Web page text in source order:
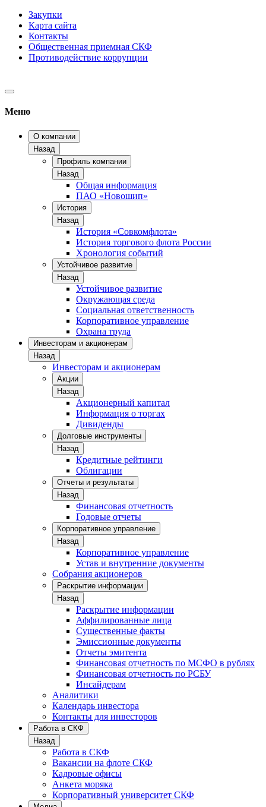
Закупки
Карта сайта
Контакты
Общественная приемная СКФ
Противодействие коррупции
Меню
О компании
Назад
Профиль компании
Назад
Общая информация
ПАО «Новошип»
История
Назад
История «Совкомфлота»
История торгового флота России
Хронология событий
Устойчивое развитие
Назад
Устойчивое развитие
Окружающая среда
Социальная ответственность
Корпоративное управление
Охрана труда
Инвесторам и акционерам
Назад
Инвесторам и акционерам
Акции
Назад
Акционерный капитал
Информация о торгах
Дивиденды
Долговые инструменты
Назад
Кредитные рейтинги
Облигации
Отчеты и результаты
Назад
Финансовая отчетность
Годовые отчеты
Корпоративное управление
Назад
Корпоративное управление
Устав и внутренние документы
Собрания акционеров
Раскрытие информации
Назад
Раскрытие информации
Аффилированные лица
Существенные факты
Эмиссионные документы
Отчеты эмитента
Финансовая отчетность по МСФО в рублях
Финансовая отчетность по РСБУ
Инсайдерам
Аналитики
Календарь инвестора
Контакты для инвесторов
Работа в СКФ
Назад
Работа в СКФ
Вакансии на флоте СКФ
Кадровые офисы
Анкета моряка
Корпоративный университет СКФ